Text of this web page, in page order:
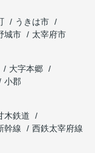
うきは市
城市
太宰府市
大字本郷
小郡
木鉄道
幹線
西鉄太宰府線